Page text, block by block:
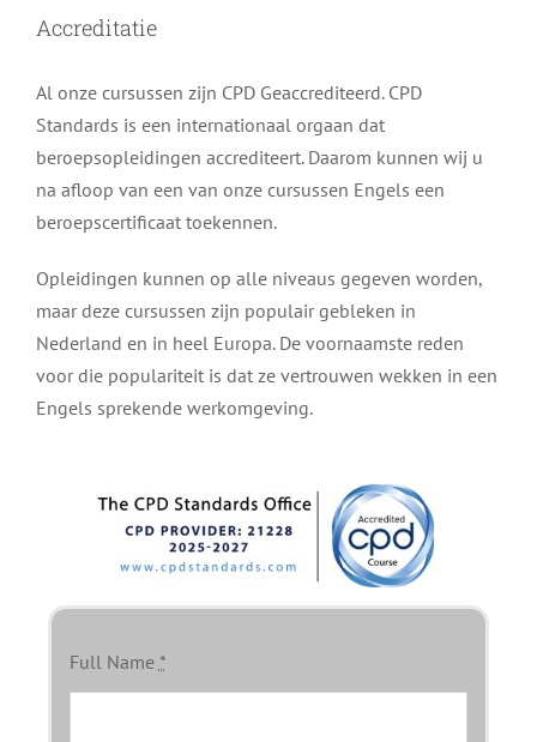
Accreditatie
Al onze cursussen zijn CPD Geaccrediteerd. CPD
Standards is een internationaal orgaan dat
beroepsopleidingen accrediteert. Daarom kunnen wij u
na afloop van een van onze cursussen Engels een
beroepscertificaat toekennen.
Opleidingen kunnen op alle niveaus gegeven worden,
maar deze cursussen zijn populair gebleken in
Nederland en in heel Europa. De voornaamste reden
voor die populariteit is dat ze vertrouwen wekken in een
Engels sprekende werkomgeving.
Full Name *